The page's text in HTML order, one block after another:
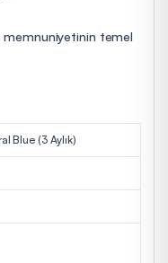
temel
Blue (3 Aylık)